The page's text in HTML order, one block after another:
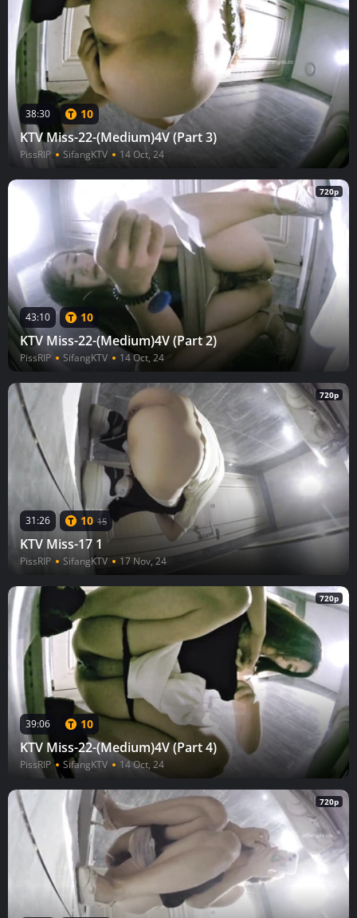
38:30 10
KTV Miss-22-(Medium)4V (Part 3)
PissRIP SifangKTV 14 Oct, 24
720p
43:10 10
KTV Miss-22-(Medium)4V (Part 2)
PissRIP SifangKTV 14 Oct, 24
720p
31:26 10 15
KTV Miss-17 1
PissRIP SifangKTV 17 Nov, 24
720p
39:06 10
KTV Miss-22-(Medium)4V (Part 4)
PissRIP SifangKTV 14 Oct, 24
720p